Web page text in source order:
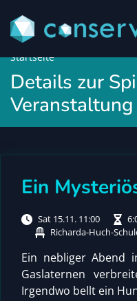
Startseite
Details zur
Ein
Sat 15.11. 11:00
Richarda-Huch-
Ein nebliger Abend
Gaslaternen
Irgendwo bellt ein